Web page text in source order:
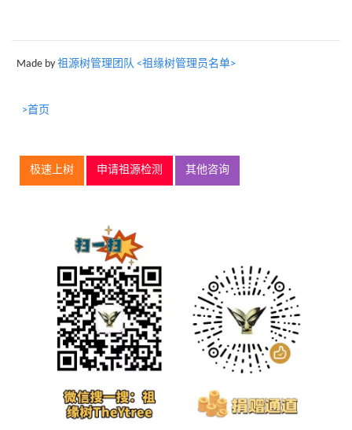
Made by 祖源树管理团队 <祖缘树管理员名单>
>首页
极速上树 申请祖源检测 其他咨询